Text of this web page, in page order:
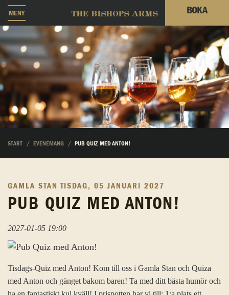
MENY BOKA
START EVENEMANG PUB QUIZ MED ANTON!
GAMLA STAN TISDAG, 05 JANUARI 2027
PUB QUIZ MED ANTON!
2027-01-05 19:00
Tisdags-Quiz med Anton! Kom till oss i Gamla Stan och Quiza
med Anton och gänget bakom baren! Ta med ditt bästa humör och